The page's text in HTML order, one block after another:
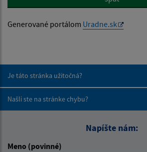
Generované portálom Uradne.sk
Je táto stránka užitočná?
Našli ste na stránke chybu?
Napíšte nám:
Meno (povinné)